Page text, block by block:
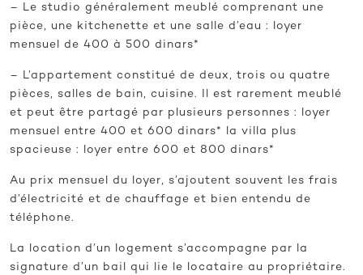
– Le studio généralement meublé comprenant une
pièce, une kitchenette et une salle d’eau : loyer
mensuel de 400 à 500 dinars*
– L’appartement constitué de deux, trois ou quatre
pièces, salles de bain, cuisine. Il est rarement meublé
et peut être partagé par plusieurs personnes : loyer
mensuel entre 400 et 600 dinars* la villa plus
spacieuse : loyer entre 600 et 800 dinars*
Au prix mensuel du loyer, s’ajoutent souvent les frais
d’électricité et de chauffage et bien entendu de
téléphone.
La location d’un logement s’accompagne par la
signature d’un bail qui lie le locataire au propriétaire.